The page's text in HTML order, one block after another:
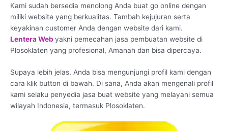
Kami sudah bersedia menolong Anda buat go online dengan
miliki website yang berkualitas. Tambah kejujuran serta
keyakinan customer Anda dengan website dari kami.
Lentera Web yakni pemecahan jasa pembuatan website di
Plosoklaten yang profesional, Amanah dan bisa dipercaya.
Supaya lebih jelas, Anda bisa mengunjungi profil kami dengan
cara klik button di bawah. Di sana, Anda akan mengenali profil
kami selaku penyedia jasa buat website yang melayani semua
wilayah Indonesia, termasuk Plosoklaten.